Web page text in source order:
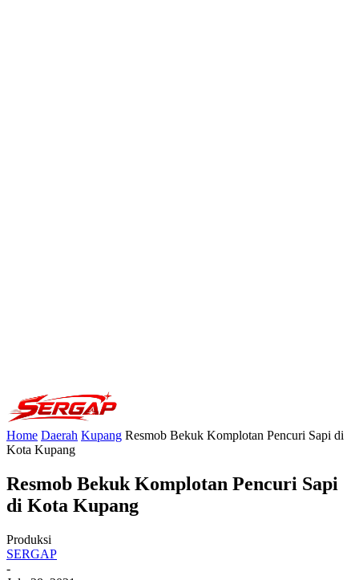
Home Daerah Kupang Resmob Bekuk Komplotan Pencuri Sapi di
Kota Kupang
Resmob Bekuk Komplotan Pencuri Sapi
di Kota Kupang
Produksi
SERGAP
-